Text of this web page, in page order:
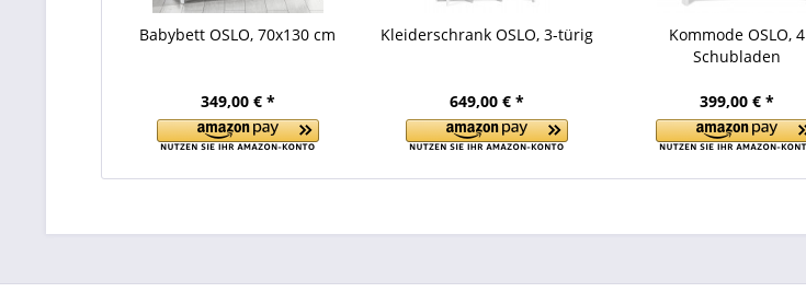
Babybett OSLO, 70x130 cm
349,00 € *
Kleiderschrank OSLO, 3-türig
649,00 € *
Kommode OSLO, 4
Schubladen
399,00 € *